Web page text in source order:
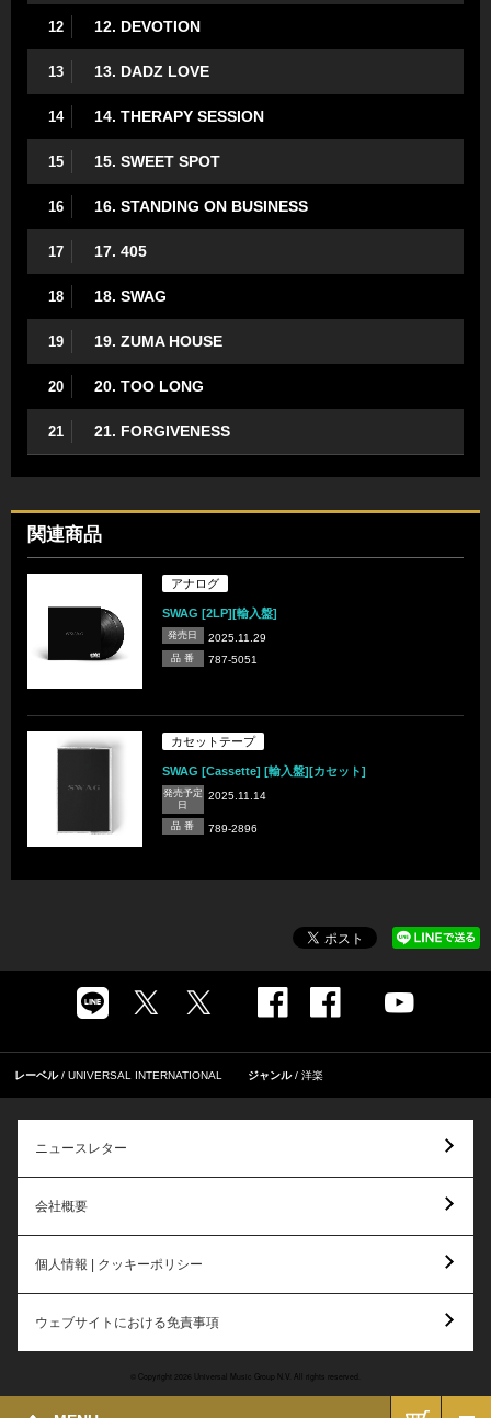
12 12. DEVOTION
13 13. DADZ LOVE
14 14. THERAPY SESSION
15 15. SWEET SPOT
16 16. STANDING ON BUSINESS
17 17. 405
18 18. SWAG
19 19. ZUMA HOUSE
20 20. TOO LONG
21 21. FORGIVENESS
関連商品
アナログ
SWAG [2LP][輸入盤]
発売日 2025.11.29
品 番 787-5051
カセットテープ
SWAG [Cassette] [輸入盤][カセット]
発売予定
日
2025.11.14
品 番 789-2896
レーベル UNIVERSAL INTERNATIONAL ジャンル 洋楽
ニュースレター
会社概要
個人情報 | クッキーポリシー
ウェブサイトにおける免責事項
© Copyright 2026 Universal Music Group N.V. All rights reserved.